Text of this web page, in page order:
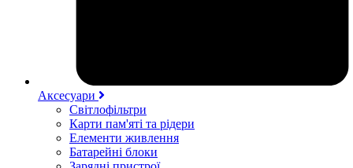
Аксесуари
Світлофільтри
Карти пам'яті та рідери
Елементи живлення
Батарейні блоки